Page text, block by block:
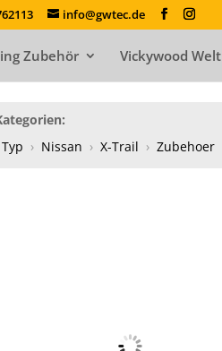
info@gwtec.de
Zubehör Vickywood Welt
› Nissan › X-Trail › Zubehoer